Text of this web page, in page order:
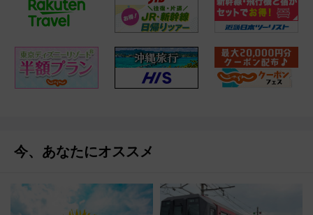
今、あなたにオススメ